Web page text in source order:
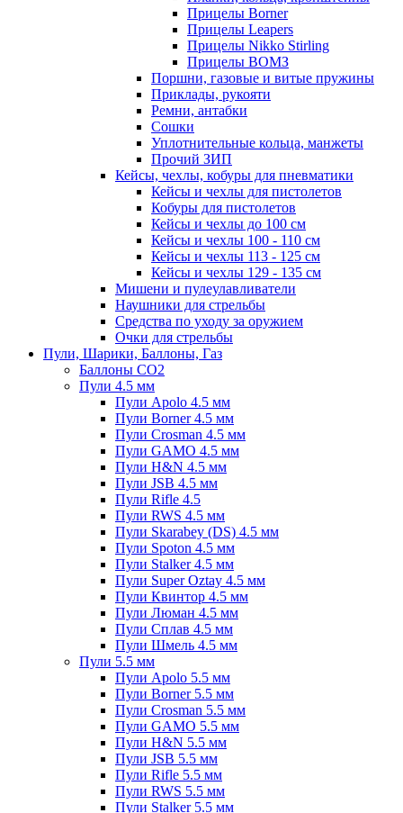
Прицелы Borner
Прицелы Leapers
Прицелы Nikko Stirling
Прицелы ВОМЗ
Поршни, газовые и витые пружины
Приклады, рукояти
Ремни, антабки
Сошки
Уплотнительные кольца, манжеты
Прочий ЗИП
Кейсы, чехлы, кобуры для пневматики
Кейсы и чехлы для пистолетов
Кобуры для пистолетов
Кейсы и чехлы до 100 см
Кейсы и чехлы 100 - 110 см
Кейсы и чехлы 113 - 125 см
Кейсы и чехлы 129 - 135 см
Мишени и пулеулавливатели
Наушники для стрельбы
Средства по уходу за оружием
Очки для стрельбы
Пули, Шарики, Баллоны, Газ
Баллоны CO2
Пули 4.5 мм
Пули Apolo 4.5 мм
Пули Borner 4.5 мм
Пули Crosman 4.5 мм
Пули GAMO 4.5 мм
Пули H&N 4.5 мм
Пули JSB 4.5 мм
Пули Rifle 4.5
Пули RWS 4.5 мм
Пули Skarabey (DS) 4.5 мм
Пули Spoton 4.5 мм
Пули Stalker 4.5 мм
Пули Super Oztay 4.5 мм
Пули Квинтор 4.5 мм
Пули Люман 4.5 мм
Пули Сплав 4.5 мм
Пули Шмель 4.5 мм
Пули 5.5 мм
Пули Apolo 5.5 мм
Пули Borner 5.5 мм
Пули Crosman 5.5 мм
Пули GAMO 5.5 мм
Пули H&N 5.5 мм
Пули JSB 5.5 мм
Пули Rifle 5.5 мм
Пули RWS 5.5 мм
Пули Stalker 5.5 мм